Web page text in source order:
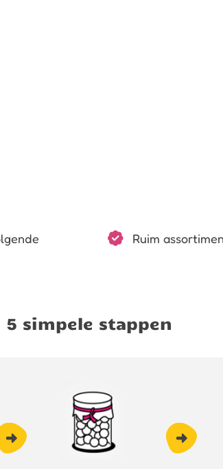
Ruim
simpele stappen